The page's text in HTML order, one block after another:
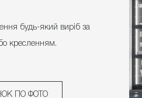
будь-який виріб за
кресленням.
ПО ФОТО